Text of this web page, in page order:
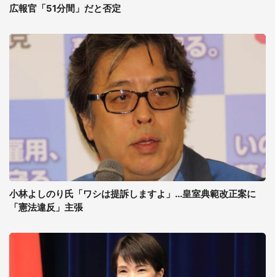
広報官「51分間」だと否定
小林よしのり氏「ワシは提訴しますよ」...皇室典範改正案に
「憲法違反」主張